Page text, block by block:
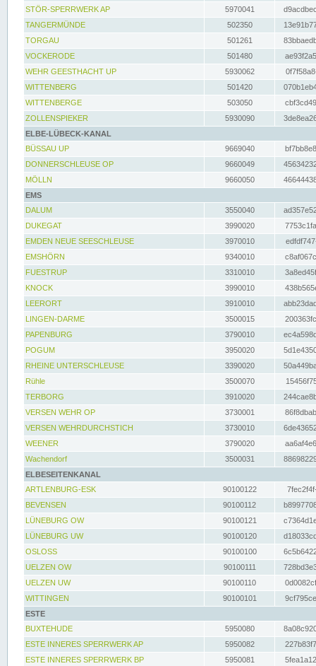
STÖR-SPERRWERK AP 5970041
TANGERMÜNDE
502350
TORGAU
501261
VOCKERODE
501480
WEHR GEESTHACHT UP
5930062
WITTENBERG
501420
WITTENBERGE
503050
ZOLLENSPIEKER
5930090
ELBE-LÜBECK-KANAL
BÜSSAU UP
9669040
DONNERSCHLEUSE OP
9660049
MÖLLN
9660050
EMS
DALUM
3550040
DUKEGAT
3990020
EMDEN NEUE SEESCHLEUSE
3970010
EMSHÖRN
9340010
FUESTRUP
3310010
KNOCK
3990010
LEERORT
3910010
LINGEN-DARME
3500015
PAPENBURG
3790010
POGUM
3950020
RHEINE UNTERSCHLEUSE
3390020
Rühle
3500070
TERBORG
3910020
VERSEN WEHR OP
3730001
VERSEN WEHRDURCHSTICH
3730010
WEENER
3790020
Wachendorf
3500031
ELBESEITENKANAL
ARTLENBURG-ESK
90100122
BEVENSEN
90100112
LÜNEBURG OW
90100121
LÜNEBURG UW
90100120
OSLOSS
90100100
UELZEN OW
90100111
UELZEN UW
90100110
WITTINGEN
90100101
ESTE
BUXTEHUDE
5950080
ESTE INNERES SPERRWERK AP
5950082
ESTE INNERES SPERRWERK BP
5950081